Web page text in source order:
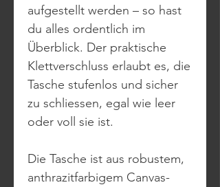
aufgestellt werden – so hast
du alles ordentlich im
Überblick. Der praktische
Klettverschluss erlaubt es, die
Tasche stufenlos und sicher
zu schliessen, egal wie leer
oder voll sie ist.
Die Tasche ist aus robustem,
anthrazitfarbigem Canvas-